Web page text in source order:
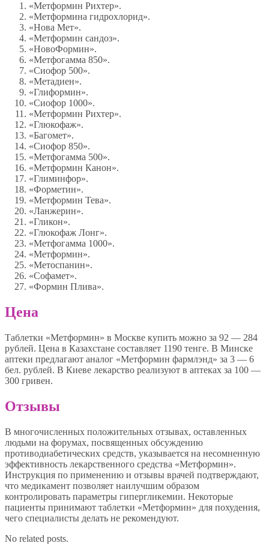
«Метформин Рихтер».
«Метформина гидрохлорид».
«Нова Мет».
«Метформин сандоз».
«НовоФормин».
«Метфогамма 850».
«Сиофор 500».
«Метадиен».
«Глиформин».
«Сиофор 1000».
«Метформин Рихтер».
«Глюкофаж».
«Багомет».
«Сиофор 850».
«Метфогамма 500».
«Метформин Канон».
«Глиминфор».
«Форметин».
«Метформин Тева».
«Ланжерин».
«Гликон».
«Глюкофаж Лонг».
«Метфогамма 1000».
«Метформин».
«Метоспанин».
«Софамет».
«Формин Плива».
Цена
Таблетки «Метформин» в Москве купить можно за 92 — 284
рублей. Цена в Казахстане составляет 1190 тенге. В Минске
аптеки предлагают аналог «Метформин фармлэнд» за 3 — 6
бел. рублей. В Киеве лекарство реализуют в аптеках за 100 —
300 гривен.
Отзывы
В многочисленных положительных отзывах, оставленных
людьми на форумах, посвященных обсуждению
противодиабетических средств, указывается на несомненную
эффективность лекарственного средства «Метформин».
Инструкция по применению и отзывы врачей подтверждают,
что медикамент позволяет наилучшим образом
контролировать параметры гипергликемии. Некоторые
пациенты принимают таблетки «Метформин» для похудения,
чего специалисты делать не рекомендуют.
No related posts.